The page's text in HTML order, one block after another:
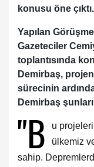
konusu öne çıktı.
Yapılan
Gazeteciler
toplantısında
Demirbaş,
sürecinin
Demirbaş
"B
u
ülkemiz
sahip.